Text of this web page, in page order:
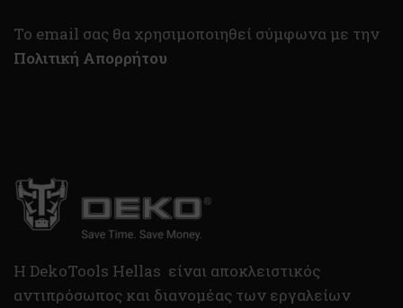
To email σας θα χρησιμοποιηθεί σύμφωνα με την
Πολιτική Απορρήτου
H DekoTools Hellas είναι αποκλειστικός
αντιπρόσωπος και διανομέας των εργαλείων